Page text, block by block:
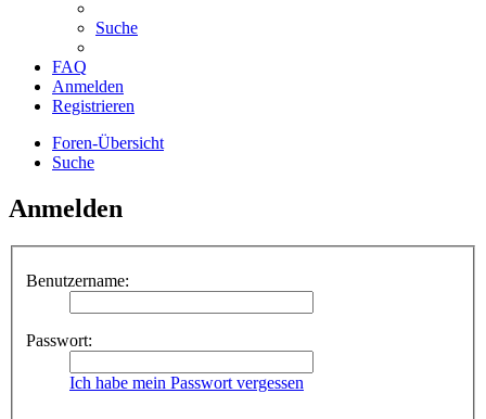
Suche
FAQ
Anmelden
Registrieren
Foren-Übersicht
Suche
Anmelden
Benutzername:
Passwort:
Ich habe mein Passwort vergessen